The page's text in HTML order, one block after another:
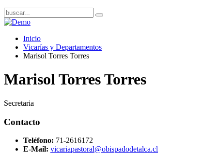
Inicio
Vicarías y Departamentos
Marisol Torres Torres
Marisol Torres Torres
Secretaria
Contacto
Teléfono: 71-2616172
E-Mail: vicariapastoral@obispadodetalca.cl